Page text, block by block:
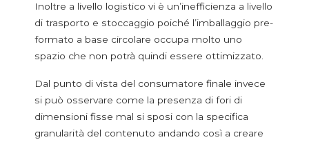
Dolcificanti e insaporitori
Aromi surgelati
Condimenti, aromi e spezie
Zuccheri e dolcificanti
DOSATORI NON-FOOD
Inoltre a livello logistico vi è un’inefficienza a livello
di trasporto e stoccaggio poiché l’imballaggio pre-
formato a base circolare occupa molto uno
spazio che non potrà quindi essere ottimizzato.
Dal punto di vista del consumatore finale invece
si può osservare come la presenza di fori di
dimensioni fisse mal si sposi con la specifica
granularità del contenuto andando così a creare